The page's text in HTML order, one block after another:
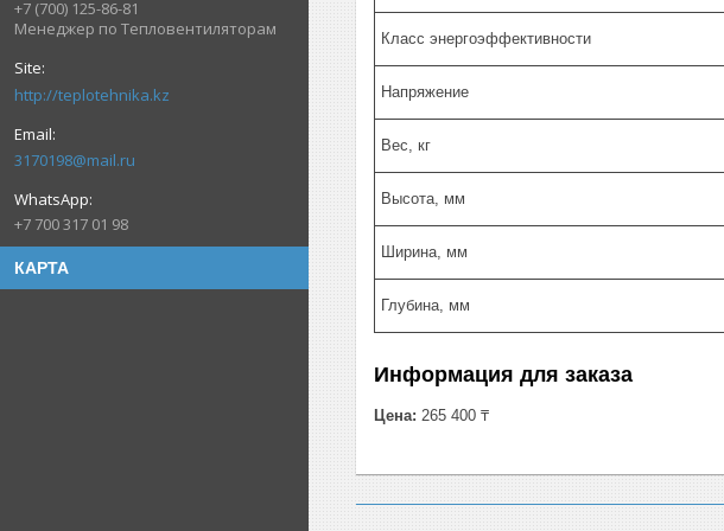
+7 (700) 125-86-81
Менеджер по Тепловентиляторам
http://teplotehnika.kz
3170198@mail.ru
+7 700 317 01 98
КАРТА
Класс энергоэффективности
Напряжение
Вес, кг
Высота, мм
Ширина, мм
Глубина, мм
Информация для заказа
Цена: 265 400 ₸